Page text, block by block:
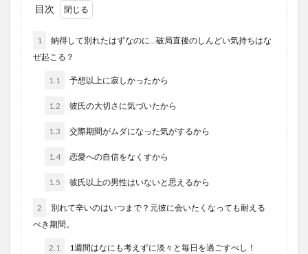
目次
1
納得して別れたはずなのに…破局直後のしんどい気持ちはな
ぜ起こる？
1.1 予想以上に寂しかったから
1.2 彼氏の大切さに気づいたから
1.3 交際期間がムダになった気がするから
1.4 恋愛への自信をなくすから
1.5 彼氏以上の男性はいないと思えるから
2
別れて辛いのはいつまで？元彼に会いたくなっても耐える
べき期間。
2.1 1週間はなにも考えずに淡々と毎日を過ごすべし！